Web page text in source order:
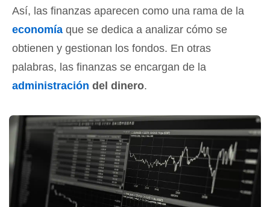
Así, las finanzas aparecen como una rama de la
economía que se dedica a analizar cómo se
obtienen y gestionan los fondos. En otras
palabras, las finanzas se encargan de la
administración del dinero.